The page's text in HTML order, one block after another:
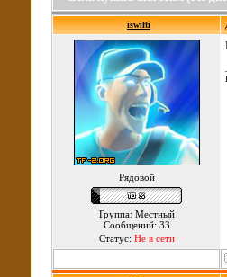
iswifti
Рядовой
Группа: Местный
Сообщений: 33
Статус: Не в сети